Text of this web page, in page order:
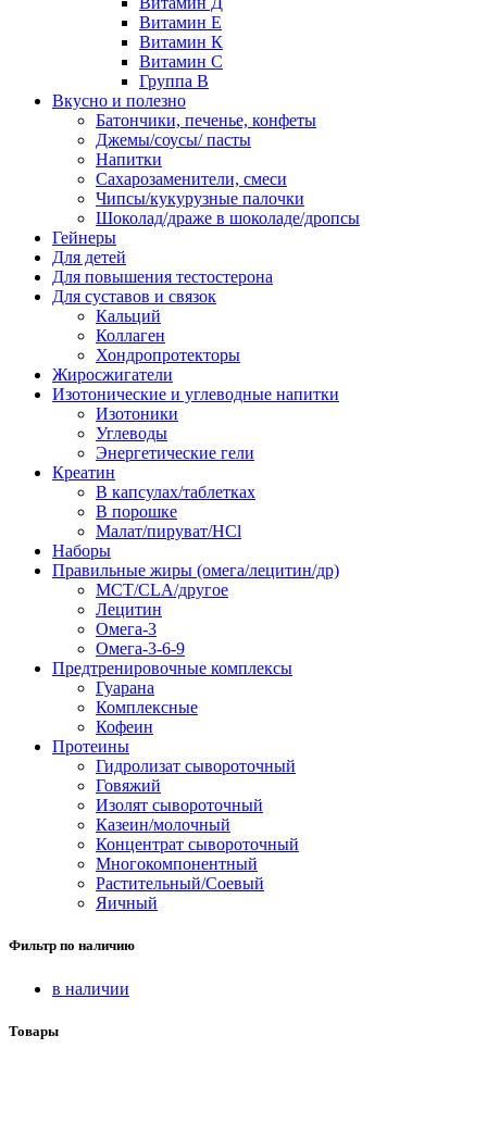
Витамин Е
Витамин К
Витамин С
Группа В
Вкусно и полезно
Батончики, печенье, конфеты
Джемы/соусы/ пасты
Напитки
Сахарозаменители, смеси
Чипсы/кукурузные палочки
Шоколад/драже в шоколаде/дропсы
Гейнеры
Для детей
Для повышения тестостерона
Для суставов и связок
Кальций
Коллаген
Хондропротекторы
Жиросжигатели
Изотонические и углеводные напитки
Изотоники
Углеводы
Энергетические гели
Креатин
В капсулах/таблетках
В порошке
Малат/пируват/HCl
Наборы
Правильные жиры (омега/лецитин/др)
MCT/CLA/другое
Лецитин
Омега-3
Омега-3-6-9
Предтренировочные комплексы
Гуарана
Комплексные
Кофеин
Протеины
Гидролизат сывороточный
Говяжий
Изолят сывороточный
Казеин/молочный
Концентрат сывороточный
Многокомпонентный
Растительный/Соевый
Яичный
Фильтр по наличию
в наличии
Товары